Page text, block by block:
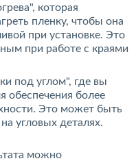
которая
пленку, чтобы она
при установке. Это
при работе с краями
под углом", где вы
обеспечения более
Это может быть
угловых деталях.
можно